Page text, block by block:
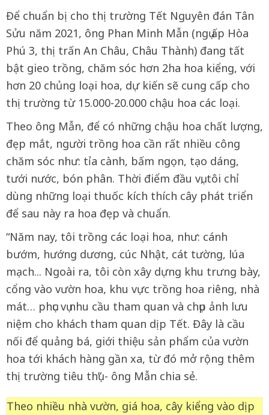
Để chuẩn bị cho thị trường Tết Nguyên đán Tân
Sửu năm 2021, ông Phan Minh Mẫn (ngụ ấp Hòa
Phú 3, thị trấn An Châu, Châu Thành) đang tất
bật gieo trồng, chăm sóc hơn 2ha hoa kiểng, với
hơn 20 chủng loại hoa, dự kiến sẽ cung cấp cho
thị trường từ 15.000-20.000 chậu hoa các loại.
Theo ông Mẫn, để có những chậu hoa chất lượng,
đẹp mắt, người trồng hoa cần rất nhiều công
chăm sóc như: tỉa cành, bấm ngọn, tạo dáng,
tưới nước, bón phân. Thời điểm đầu vụ, tôi chỉ
dùng những loại thuốc kích thích cây phát triển
để sau này ra hoa đẹp và chuẩn.
“Năm nay, tôi trồng các loại hoa, như: cánh
bướm, hướng dương, cúc Nhật, cát tường, lúa
mạch... Ngoài ra, tôi còn xây dựng khu trưng bày,
cổng vào vườn hoa, khu vực trồng hoa riêng, nhà
mát… phục vụ nhu cầu tham quan và chụp ảnh lưu
niệm cho khách tham quan dịp Tết. Đây là cầu
nối để quảng bá, giới thiệu sản phẩm của vườn
hoa tới khách hàng gần xa, từ đó mở rộng thêm
thị trường tiêu thụ” - ông Mẫn chia sẻ.
Theo nhiều nhà vườn, giá hoa, cây kiểng vào dịp